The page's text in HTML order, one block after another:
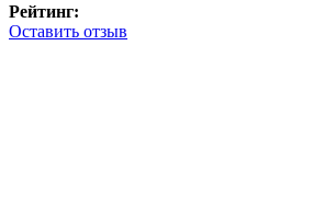
Рейтинг:
Оставить отзыв